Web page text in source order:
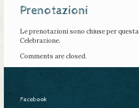
Prenotazioni
Le prenotazioni sono chiuse per questa
Celebrazione.
Comments are closed.
Facebook